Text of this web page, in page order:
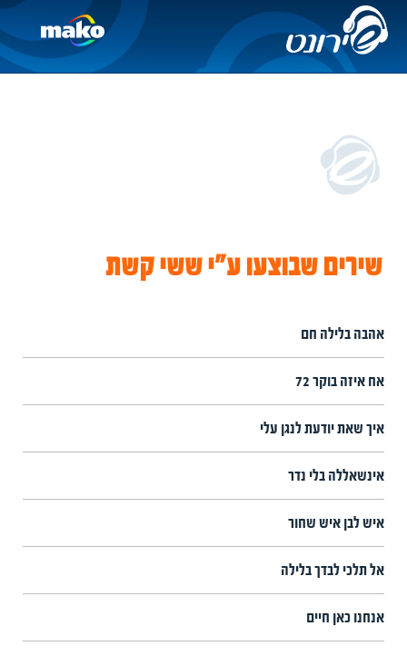
שירים שבוצעו ע"י ששי קשת
אהבה בלילה חם
אח איזה בוקר 72
איך שאת יודעת לנגן עלי
אינשאללה בלי נדר
איש לבן איש שחור
אל תלכי לבדך בלילה
אנחנו כאן חיים